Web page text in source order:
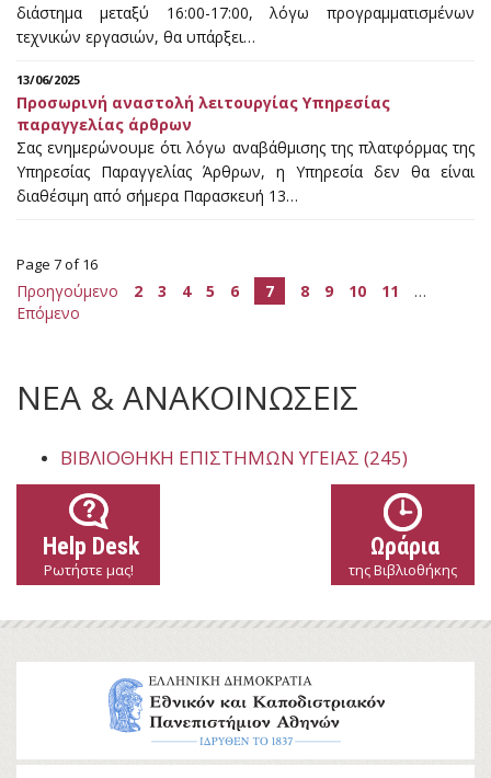
διάστημα μεταξύ 16:00-17:00, λόγω προγραμματισμένων
τεχνικών εργασιών, θα υπάρξει…
13/06/2025
Προσωρινή αναστολή λειτουργίας Υπηρεσίας
παραγγελίας άρθρων
Σας ενημερώνουμε ότι λόγω αναβάθμισης της πλατφόρμας της
Υπηρεσίας Παραγγελίας Άρθρων, η Υπηρεσία δεν θα είναι
διαθέσιμη από σήμερα Παρασκευή 13…
Page 7 of 16
Προηγούμενο 2 3 4 5 6 7 8 9 10 11
…
Επόμενο
ΝΕΑ & ΑΝΑΚΟΙΝΩΣΕΙΣ
ΒΙΒΛΙΟΘΉΚΗ ΕΠΙΣΤΗΜΏΝ ΥΓΕΊΑΣ (245)
Help Desk
Ρωτήστε μας!
Ωράρια
της Βιβλιοθήκης